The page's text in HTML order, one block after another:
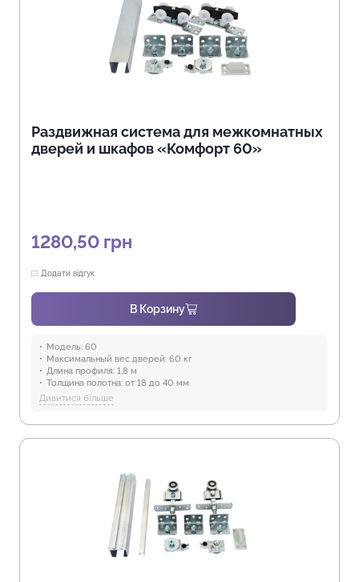
1052, 1065, 1100, 1240, 1250, 1300, 1450, 560, 600, 700, 800,
820, 850, 910, 950
Производство мебели, Торговля и HoReCa
Раздвижная система для межкомнатных
дверей и шкафов «Комфорт 60»
1280,50 грн
Додати відгук
В Корзину
Модель: 60
Максимальный вес дверей: 60 кг
Длина профиля: 1,8 м
Толщина полотна: от 18 до 40 мм
Отрасли: Производство мебели
Предназначение:
Дивитися більше